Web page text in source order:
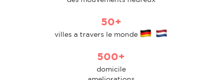
50+
villes a travers le monde
500+
domicile